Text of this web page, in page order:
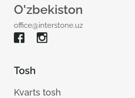
O'zbekiston
office@interstone.uz
Tosh
Kvarts tosh